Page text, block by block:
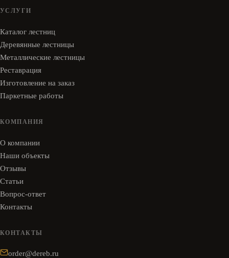
УСЛУГИ
Каталог лестниц
Деревянные лестницы
Металлические лестницы
Реставрация
Изготовление на заказ
Паркетные работы
КОМПАНИЯ
О компании
Наши объекты
Отзывы
Статьи
Вопрос-ответ
Контакты
КОНТАКТЫ
order@dereb.ru